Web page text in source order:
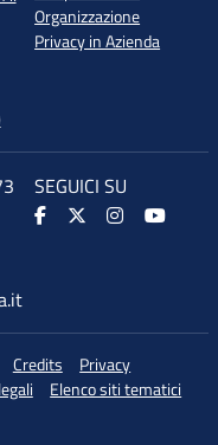
Organizzazione
Privacy in Azienda
SEGUICI SU
Credits
Privacy
Elenco siti tematici